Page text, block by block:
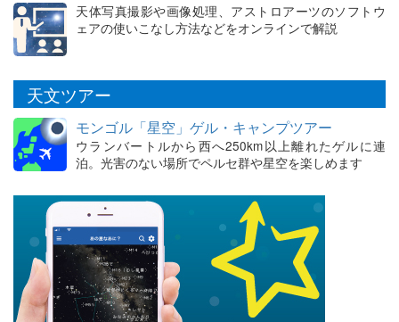
天体写真撮影や画像処理、アストロアーツのソフトウ
ェアの使いこなし方法などをオンラインで解説
天文ツアー
モンゴル「星空」ゲル・キャンプツアー
ウランバートルから西へ250km以上離れたゲルに連
泊。光害のない場所でペルセ群や星空を楽しめます